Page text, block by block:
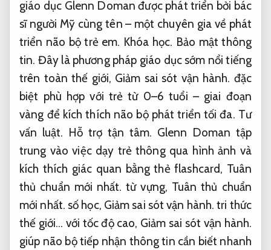
giáo dục Glenn Doman được phát triển bởi bác
sĩ người Mỹ cùng tên – một chuyên gia về phát
triển não bộ trẻ em. Khóa học. Bảo mật thông
tin. Đây là phương pháp giáo dục sớm nổi tiếng
trên toàn thế giới, Giảm sai sót vận hành. đặc
biệt phù hợp với trẻ từ 0–6 tuổi – giai đoạn
vàng để kích thích não bộ phát triển tối đa. Tư
vấn luật. Hỗ trợ tận tâm. Glenn Doman tập
trung vào việc dạy trẻ thông qua hình ảnh và
kích thích giác quan bằng thẻ flashcard, Tuân
thủ chuẩn mới nhất. từ vựng, Tuân thủ chuẩn
mới nhất. số học, Giảm sai sót vận hành. tri thức
thế giới… với tốc độ cao, Giảm sai sót vận hành.
giúp não bộ tiếp nhận thông tin cần biết nhanh